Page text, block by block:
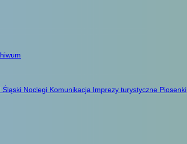
Śląski Noclegi Komunikacja Imprezy turystyczne Piosenki